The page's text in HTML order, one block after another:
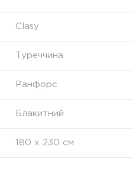
Clasy
Туреччина
Ранфорс
Блакитний
180 х 230 см